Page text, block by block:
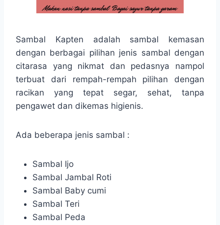
Sambal Kapten adalah sambal kemasan
dengan berbagai pilihan jenis sambal dengan
citarasa yang nikmat dan pedasnya nampol
terbuat dari rempah-rempah pilihan dengan
racikan yang tepat segar, sehat, tanpa
pengawet dan dikemas higienis.
Ada beberapa jenis sambal :
Sambal Ijo
Sambal Jambal Roti
Sambal Baby cumi
Sambal Teri
Sambal Peda